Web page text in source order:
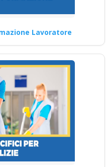
per una
sulla
stato
corso
Lavoratore